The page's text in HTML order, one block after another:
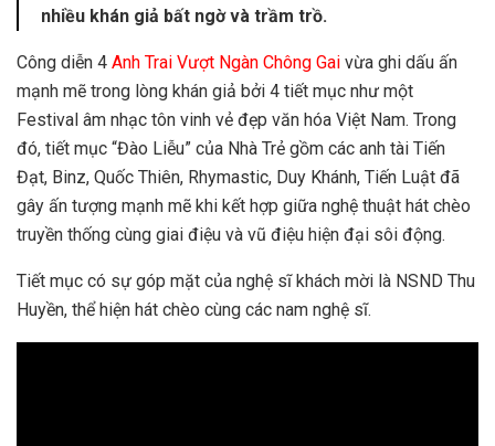
nhiều khán giả bất ngờ và trầm trồ.
Công diễn 4 Anh Trai Vượt Ngàn Chông Gai vừa ghi dấu ấn
mạnh mẽ trong lòng khán giả bởi 4 tiết mục như một
Festival âm nhạc tôn vinh vẻ đẹp văn hóa Việt Nam. Trong
đó, tiết mục “Đào Liễu” của Nhà Trẻ gồm các anh tài Tiến
Đạt, Binz, Quốc Thiên, Rhymastic, Duy Khánh, Tiến Luật đã
gây ấn tượng mạnh mẽ khi kết hợp giữa nghệ thuật hát chèo
truyền thống cùng giai điệu và vũ điệu hiện đại sôi động.
Tiết mục có sự góp mặt của nghệ sĩ khách mời là NSND Thu
Huyền, thể hiện hát chèo cùng các nam nghệ sĩ.